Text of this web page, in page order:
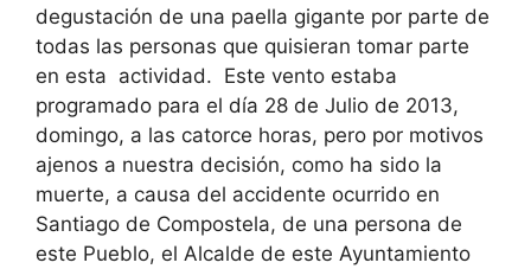
degustación de una paella gigante por parte de
todas las personas que quisieran tomar parte
en esta actividad. Este vento estaba
programado para el día 28 de Julio de 2013,
domingo, a las catorce horas, pero por motivos
ajenos a nuestra decisión, como ha sido la
muerte, a causa del accidente ocurrido en
Santiago de Compostela, de una persona de
este Pueblo, el Alcalde de este Ayuntamiento